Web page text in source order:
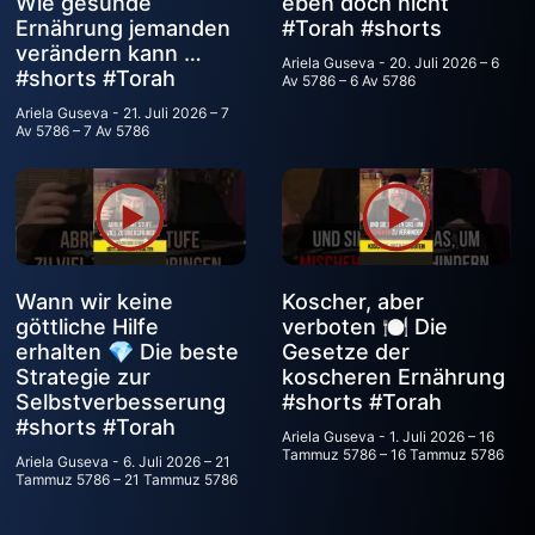
Ernährung jemanden
verändern kann …
#shorts #Torah
Ariela Guseva
21. Juli 2026 – 7
Av 5786 – 7 Av 5786
#Torah #shorts
Ariela Guseva
20. Juli 2026 – 6
Av 5786 – 6 Av 5786
Wann wir keine
göttliche Hilfe
erhalten 💎 Die beste
Strategie zur
Selbstverbesserung
#shorts #Torah
Ariela Guseva 6. Juli 2026 – 21
Tammuz 5786 – 21 Tammuz 5786
Koscher, aber
verboten 🍽️ Die
Gesetze der
koscheren Ernährung
#shorts #Torah
Ariela Guseva
1. Juli 2026 – 16
Tammuz 5786 – 16 Tammuz 5786